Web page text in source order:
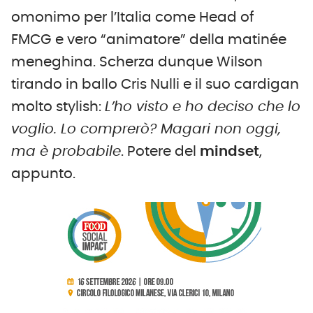
omonimo per l’Italia come Head of
FMCG e vero “animatore” della matinée
meneghina. Scherza dunque Wilson
tirando in ballo Cris Nulli e il suo cardigan
molto stylish: L’ho visto e ho deciso che lo
voglio. Lo comprerò? Magari non oggi,
ma è probabile. Potere del mindset,
appunto.